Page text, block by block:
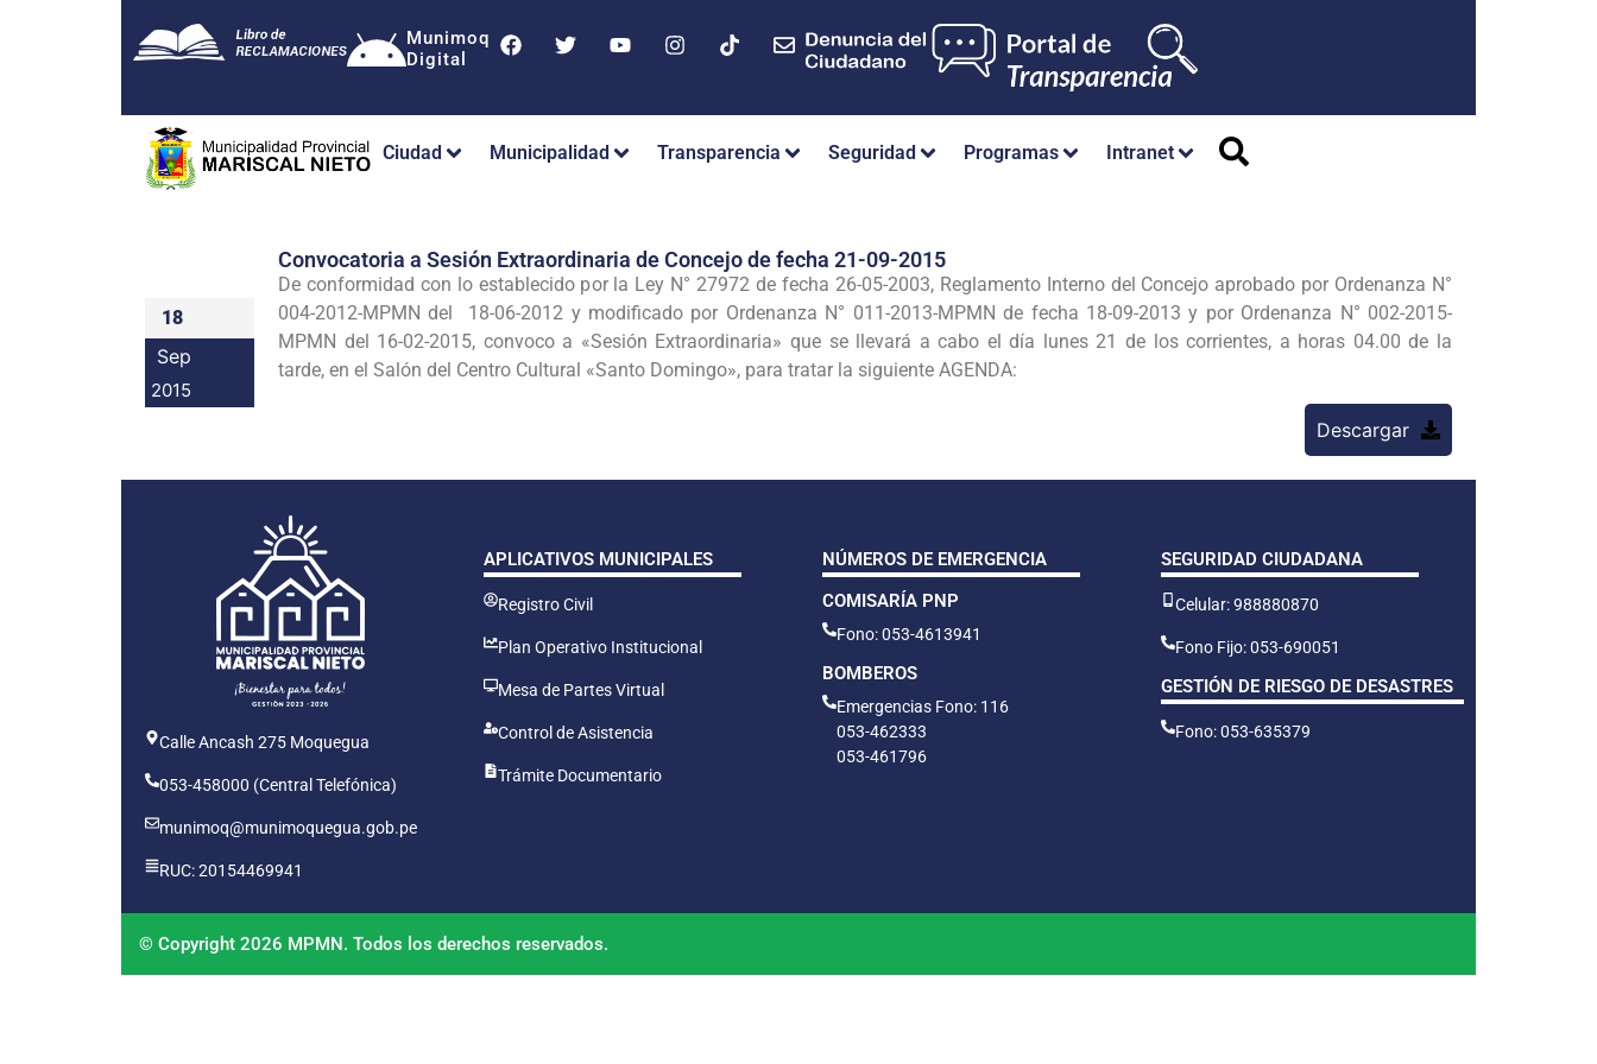
Munimoq
Digital
Ciudad Municipalidad Transparencia Seguridad Programas Intranet
18
Sep
2015
Convocatoria a Sesión Extraordinaria de Concejo de fecha 21-09-2015
De conformidad con lo establecido por la Ley N° 27972 de fecha 26-05-2003, Reglamento Interno del Concejo aprobado por Ordenanza N°
004-2012-MPMN del 18-06-2012 y modificado por Ordenanza N° 011-2013-MPMN de fecha 18-09-2013 y por Ordenanza N° 002-2015-
MPMN del 16-02-2015, convoco a «Sesión Extraordinaria» que se llevará a cabo el día lunes 21 de los corrientes, a horas 04.00 de la
tarde, en el Salón del Centro Cultural «Santo Domingo», para tratar la siguiente AGENDA:
Descargar
Calle Ancash 275 Moquegua
053-458000 (Central Telefónica)
munimoq@munimoquegua.gob.pe
RUC: 20154469941
APLICATIVOS MUNICIPALES
Registro Civil
Plan Operativo Institucional
Mesa de Partes Virtual
Control de Asistencia
Trámite Documentario
NÚMEROS DE EMERGENCIA
COMISARÍA PNP
Fono: 053-4613941
BOMBEROS
Emergencias Fono: 116
053-462333
053-461796
SEGURIDAD CIUDADANA
Celular: 988880870
Fono Fijo: 053-690051
GESTIÓN DE RIESGO DE DESASTRES
Fono: 053-635379
© Copyright 2026 MPMN. Todos los derechos reservados.